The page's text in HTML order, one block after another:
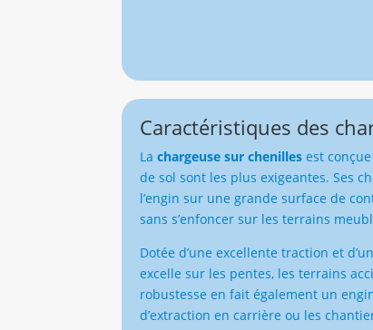
Caractéristiques des
Lachargeuse sur chenilles est
de sol sont les plus exigeantes. Ses
l’engin sur une grande surface de
sans s’enfoncer sur les terrains
Dotée d’une excellente traction et
excelle sur les pentes, les terrains
robustesse en fait également un
d’extraction en carrière ou les